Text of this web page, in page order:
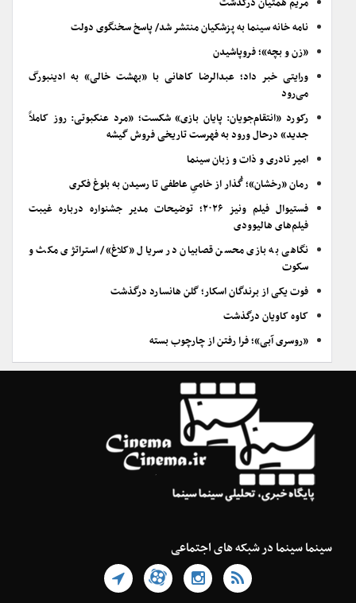
مریم همتیان درگذشت
نامه خانه سینما به پزشکیان منتشر شد/ پاسخ سخنگوی دولت
«زن و بچه»؛ فروپاشیدن
ورایتی خبر داد؛ عبدالرضا کاهانی با «بهشت خالی» به ادینبورگ
می‌رود
رکورد «انتقام‌جویان: پایان بازی» شکست؛ «مرد عنکبوتی: روز کاملاً
جدید» درحال ورود به فهرست تاریخی فروش گیشه
امیر نادری و ذات و زبان سینما
رمان «رخشان»؛ گُذار از خامیِ عاطفی تا رسیدن به بلوغ فکری
فستیوال فیلم ونیز ۲۰۲۶؛ توضیحات مدیر جشنواره درباره غیبت
فیلم‌های هالیوودی
نگاهی به بازی محسن قصابیان در سریال «کلاغ»/ استراتژی مکث و
سکوت
فوت یکی از برندگان اسکار؛ گلن هانسارد درگذشت
کاوه کاویان درگذشت
«روسری آبی»؛ فرا رفتن از چارچوب بسته
سینما سینما در شبکه های اجتماعی